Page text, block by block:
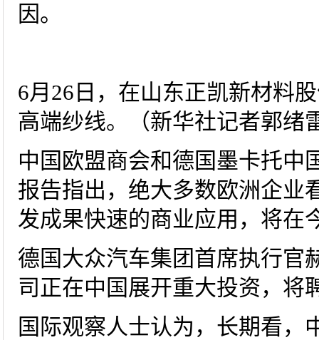
因。
6月26日，在山东正凯新材料
高端纱线。（新华社记者郭绪
中国欧盟商会和德国墨卡托中
报告指出，绝大多数欧洲企业
发成果快速的商业应用，将在
德国大众汽车集团首席执行官
司正在中国展开重大投资，将
国际观察人士认为，长期看，